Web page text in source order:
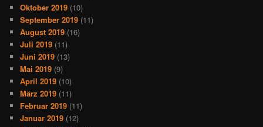
Oktober 2019 (10)
September 2019 (11)
August 2019 (16)
Juli 2019 (11)
Juni 2019 (13)
Mai 2019 (9)
April 2019 (10)
März 2019 (11)
Februar 2019 (11)
Januar 2019 (12)